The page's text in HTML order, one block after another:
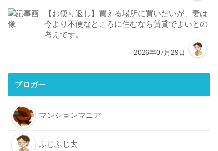
【お便り返し】買える場所に買いたいが、妻は
今より不便なところに住むなら賃貸でよいとの
考えです。
2026年07月29日
ブロガー
マンションマニア
ふじふじ太